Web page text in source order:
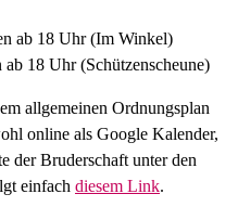
ab 18 Uhr (Im Winkel)
18 Uhr (Schützenscheune)
allgemeinen Ordnungsplan
online als Google Kalender,
der Bruderschaft unter den
einfach diesem Link.